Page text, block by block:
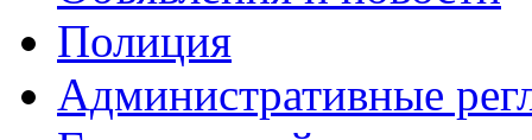
Полиция
Административные